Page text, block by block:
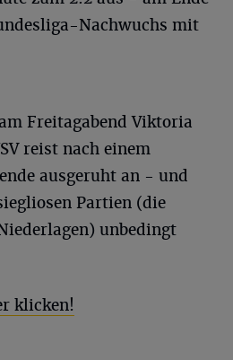
Nachwuchs mit
Freitagabend Viktoria
reist nach einem
ausgeruht an - und
Partien (die
unbedingt
klicken!